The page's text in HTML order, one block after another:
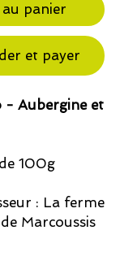
panier
et payer
- Aubergine et
100g
: La ferme
Marcoussis